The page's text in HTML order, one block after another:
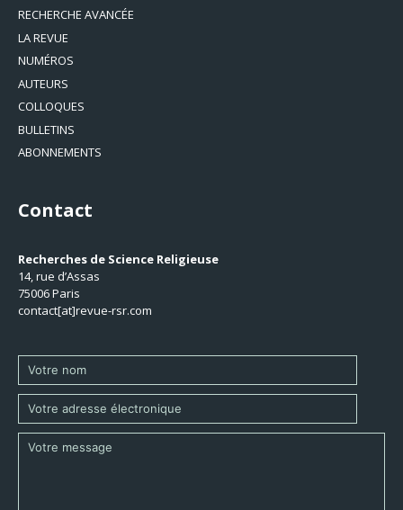
RECHERCHE AVANCÉE
LA REVUE
NUMÉROS
AUTEURS
COLLOQUES
BULLETINS
ABONNEMENTS
Contact
Recherches de Science Religieuse
14, rue d’Assas
75006 Paris
contact[at]revue-rsr.com